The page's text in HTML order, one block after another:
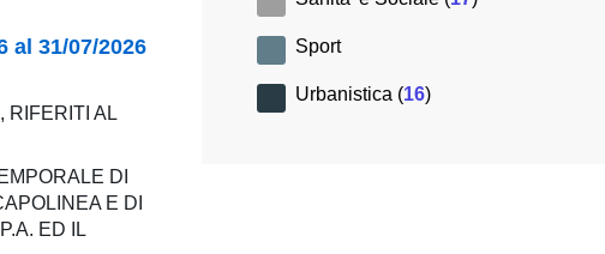
al 31/07/2026
RIFERITI AL
DI
E DI
ED IL
Sport
Urbanistica (16)